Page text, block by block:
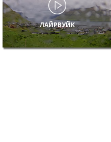
ЛАЙРВУЙК